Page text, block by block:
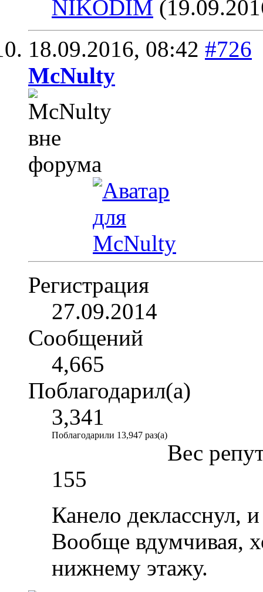
NIKODIM
18.09.2016, 08:42 #726
McNulty
Регистрация
27.09.2014
Сообщений
4,665
Поблагодарил(а)
3,341
Поблагодарили 13,947 раз(а)
Вес
155
Канело декласснул,
Вообще вдумчивая,
нижнему этажу.